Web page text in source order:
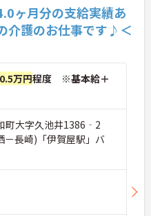
ヶ月分の支給実績あ
介護のお仕事です♪＜
万円程度 ※基本給＋
町大字久池井1386‐2
－長崎)「伊賀屋駅」バ